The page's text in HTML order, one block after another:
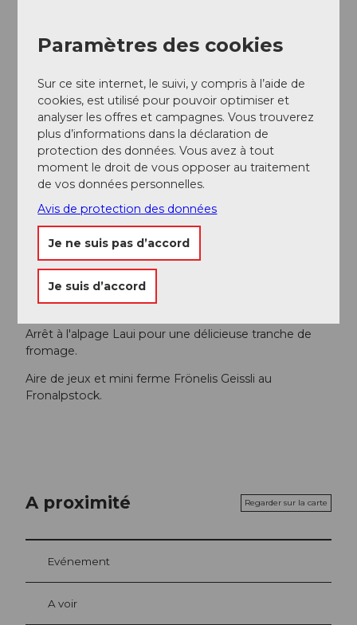
Documentation
Tourisme Stoos-Muotatal
Auteur(e)
Organisation
Schwyzer Wanderwege
Arrêt à l'alpage Laui pour une délicieuse tranche de
fromage.
Aire de jeux et mini ferme Frönelis Geissli au
Fronalpstock.
A proximité Regarder sur la carte
Evénement
A voir
Paramètres des cookies
Sur ce site internet, le suivi, y compris à l’aide de
cookies, est utilisé pour pouvoir optimiser et
analyser les offres et campagnes. Vous trouverez
plus d’informations dans la déclaration de
protection des données. Vous avez à tout
moment le droit de vous opposer au traitement
de vos données personnelles.
Avis de protection des données
Je ne suis pas d’accord
Je suis d’accord